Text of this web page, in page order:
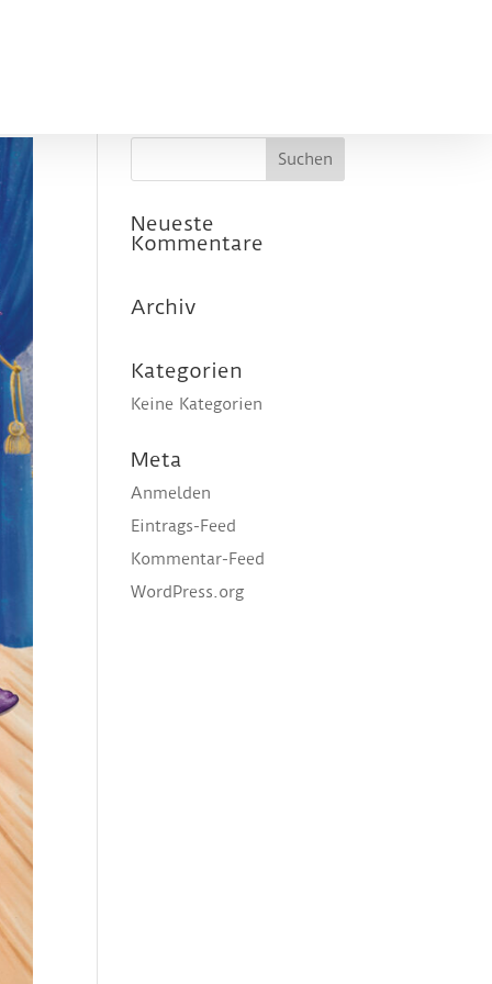
Neueste
Kommentare
Archiv
Kategorien
Keine Kategorien
Meta
Anmelden
Eintrags-Feed
Kommentar-Feed
WordPress.org